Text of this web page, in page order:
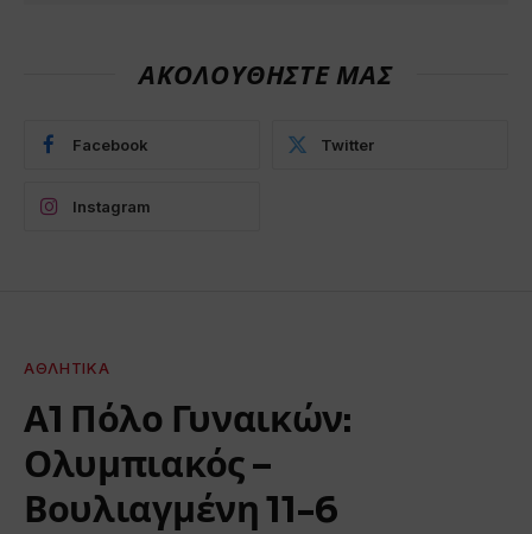
ΑΚΟΛΟΥΘΗΣΤΕ ΜΑΣ
Facebook Twitter
Instagram
ΑΘΛΗΤΙΚΆ
Α1 Πόλο Γυναικών:
Ολυμπιακός –
Βουλιαγμένη 11-6